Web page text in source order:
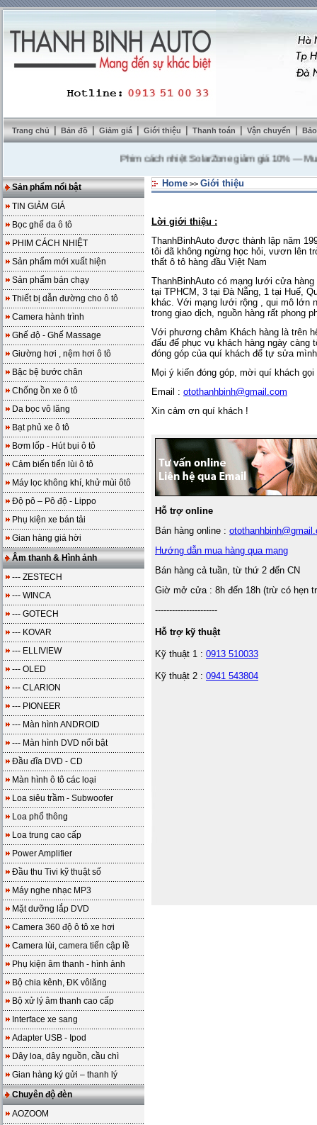
Trang chủ | Bản đồ | Giảm giá | Giới thiệu | Thanh toán | Vận chuyển |
Phim cách nhiệt SolarZone giảm giá 10%---Mua
Sản phẩm nổi bật
TIN GIẢM GIÁ
Bọc ghế da ô tô
PHIM CÁCH NHIỆT
Sản phẩm mới xuất hiện
Sản phẩm bán chạy
Thiết bị dẫn đường cho ô tô
Camera hành trình
Ghế độ - Ghế Massage
Giường hơi , nệm hơi ô tô
Bậc bệ bước chân
Chống ồn xe ô tô
Da bọc vô lăng
Bạt phủ xe ô tô
Bơm lốp - Hút bụi ô tô
Cảm biến tiến lùi ô tô
Máy lọc không khí, khử mùi ôtô
Độ pô – Pô độ - Lippo
Phụ kiện xe bán tải
Gian hàng giá hời
Âm thanh & Hình ảnh
--- ZESTECH
--- WINCA
--- GOTECH
--- KOVAR
--- ELLIVIEW
--- OLED
--- CLARION
--- PIONEER
--- Màn hình ANDROID
--- Màn hình DVD nổi bật
Đầu đĩa DVD - CD
Màn hình ô tô các loại
Loa siêu trầm - Subwoofer
Loa phổ thông
Loa trung cao cấp
Power Amplifier
Đầu thu Tivi kỹ thuật số
Máy nghe nhạc MP3
Mặt dưỡng lắp DVD
Camera 360 độ ô tô xe hơi
Camera lùi, camera tiến cập lề
Phụ kiện âm thanh - hình ảnh
Bộ chia kênh, ĐK vôlăng
Bộ xử lý âm thanh cao cấp
Interface xe sang
Adapter USB - Ipod
Dây loa, dây nguồn, cầu chì
Gian hàng ký gửi – thanh lý
Chuyên độ đèn
AOZOOM
Home >> Giới thiệu
Lời giới thiệu :
ThanhBinhAuto được thành lập năm
tôi đã không ngừng học hỏi, vươn lên
thất ô tô hàng đầu Việt Nam
ThanhBinhAuto có mạng lưới cửa
tại TPHCM, 3 tại Đà Nẵng, 1 tại Huế,
khác. Với mạng lưới rộng , qui mô lớn
trong giao dịch, nguồn hàng rất phong
Với phương châm Khách hàng là trên
đấu để phục vụ khách hàng ngày
đóng góp của quí khách để tự sửa
Mọi ý kiến đóng góp, mời quí khách
Email : otothanhbinh@gmail.com
Xin cảm ơn quí khách !
Hỗ trợ online
Bán hàng online :
Hướng dẫn mua hàng qua mạng
Bán hàng cả tuần, từ thứ 2 đến CN
Giờ mở cửa : 8h đến 18h (trừ có hẹn
----------------------
Hỗ trợ kỹ thuật
Kỹ thuật 1 : 0913 510033
Kỹ thuật 2 : 0941 543804